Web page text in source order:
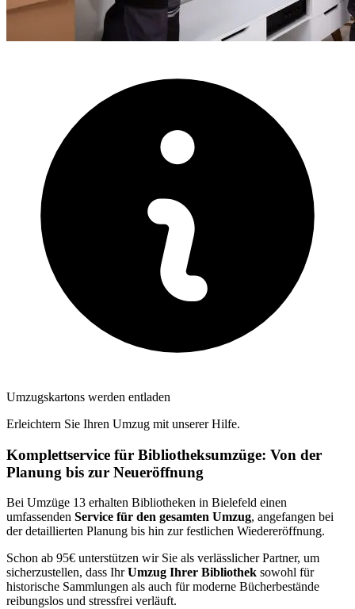
Umzugskartons werden entladen
Erleichtern Sie Ihren Umzug mit unserer Hilfe.
Komplettservice für Bibliotheksumzüge: Von der
Planung bis zur Neueröffnung
Bei Umzüge 13 erhalten Bibliotheken in Bielefeld einen
umfassenden Service für den gesamten Umzug, angefangen bei
der detaillierten Planung bis hin zur festlichen Wiedereröffnung.
Schon ab 95€ unterstützen wir Sie als verlässlicher Partner, um
sicherzustellen, dass IhrUmzug Ihrer Bibliothek sowohl für
historische Sammlungen als auch für moderne Bücherbestände
reibungslos und stressfrei verläuft.